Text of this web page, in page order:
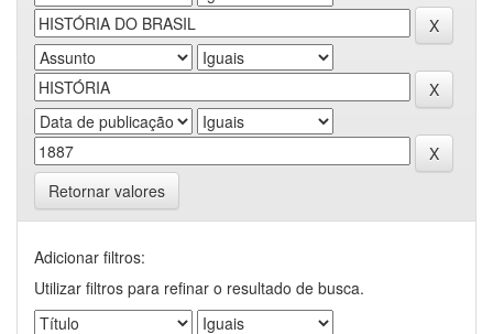
Retornar valores
Adicionar filtros:
Utilizar filtros para refinar o resultado de busca.